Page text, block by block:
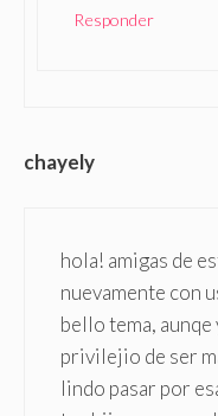
Responder
chayely
hola! amigas de
nuevamente con
bello tema,
privilejio de ser
lindo pasar por